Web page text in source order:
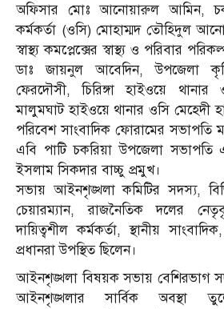
অফিসার মোঃ আনোয়ারুল আমিন,
কর্মকর্তা (ওসি) মোহাম্মদ তৌহিদুল
স্বাস্থ্য কমপ্লেক্সের স্বাস্থ্য ও পরিবার
ডাঃ জায়নুল আবেদিন, উপজেলা
ফেরদৌসী, চিরিঙ্গা হাইওয়ে
মালুমঘাট হাইওয়ে থানার ওসি মেহেদী
পরিবেশ সাংবাদিক ফোরামের সভাপতি
এবি পাটি চকরিয়া উপজেলা
ইসলাম সিকদার বাচ্চু প্রমুখ।
সভায় আইনশৃঙ্খলা কমিটির সদস্য,
চেয়ারম্যান, রাজনৈতিক দলের
দায়িত্বশীল কর্মকর্তা, স্থানীয়
প্রধানরা উপস্থিত ছিলেন।
আইনশৃঙ্খলা বিষয়ক সভায় বেশিরভাগ
আইনশৃঙ্খলার সার্বিক অবস্থা